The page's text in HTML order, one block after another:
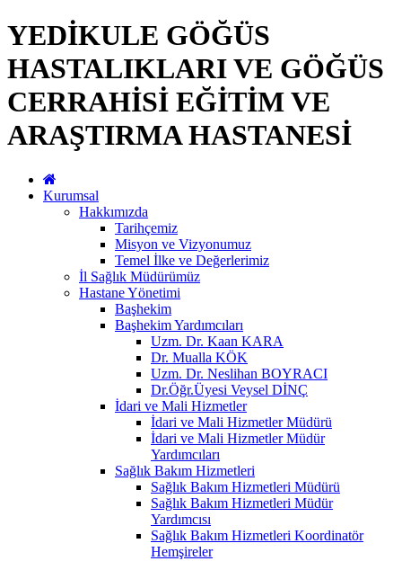
YEDİKULE GÖĞÜS
HASTALIKLARI VE GÖĞÜS
CERRAHİSİ EĞİTİM VE
ARAŞTIRMA HASTANESİ
Kurumsal
Hakkımızda
Tarihçemiz
Misyon ve Vizyonumuz
Temel İlke ve Değerlerimiz
İl Sağlık Müdürümüz
Hastane Yönetimi
Başhekim
Başhekim Yardımcıları
Uzm. Dr. Kaan KARA
Dr. Mualla KÖK
Uzm. Dr. Neslihan BOYRACI
Dr.Öğr.Üyesi Veysel DİNÇ
İdari ve Mali Hizmetler
İdari ve Mali Hizmetler Müdürü
İdari ve Mali Hizmetler Müdür
Yardımcıları
Sağlık Bakım Hizmetleri
Sağlık Bakım Hizmetleri Müdürü
Sağlık Bakım Hizmetleri Müdür
Yardımcısı
Sağlık Bakım Hizmetleri Koordinatör
Hemşireler